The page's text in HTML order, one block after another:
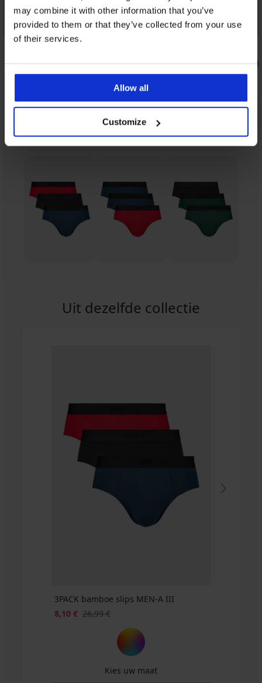
may combine it with other information that you’ve
provided to them or that they’ve collected from your use
of their services.
Allow all
Customize
4,9
Korting -20%
Bamboe slip Petrol Blue II naadloos
11,99 €14,99 €
Bamboe
14,99 €
Uit dezelfde collectie
Uit dezelfde collectie
3PACK bamboe slips MEN-A III
8,10 € 26,99 €
Kies uw maat